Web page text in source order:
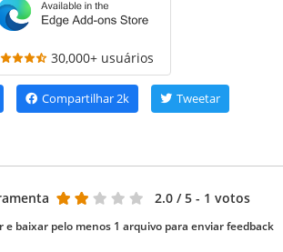
30,000+ usuários
Compartilhar2k Tweetar
2.0 / 5 - 1 votos
e baixar pelo menos 1 arquivo para enviar feedback